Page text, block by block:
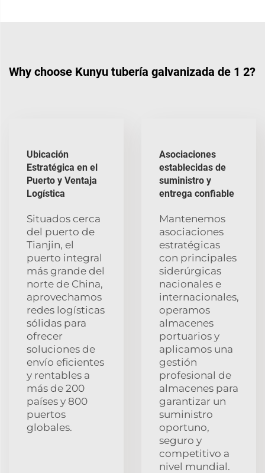
Why choose Kunyu tubería galvanizada de 1 2?
Ubicación
Estratégica en el
Puerto y Ventaja
Logística
Situados cerca
del puerto de
Tianjin, el
puerto integral
más grande del
norte de China,
aprovechamos
redes logísticas
sólidas para
ofrecer
soluciones de
envío eficientes
y rentables a
más de 200
países y 800
puertos
globales.
Asociaciones
establecidas de
suministro y
entrega confiable
Mantenemos
asociaciones
estratégicas
con principales
siderúrgicas
nacionales e
internacionales,
operamos
almacenes
portuarios y
aplicamos una
gestión
profesional de
almacenes para
garantizar un
suministro
oportuno,
seguro y
competitivo a
nivel mundial.